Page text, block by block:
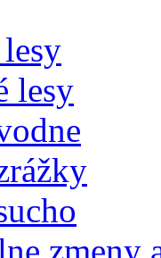
lesy
zmeny